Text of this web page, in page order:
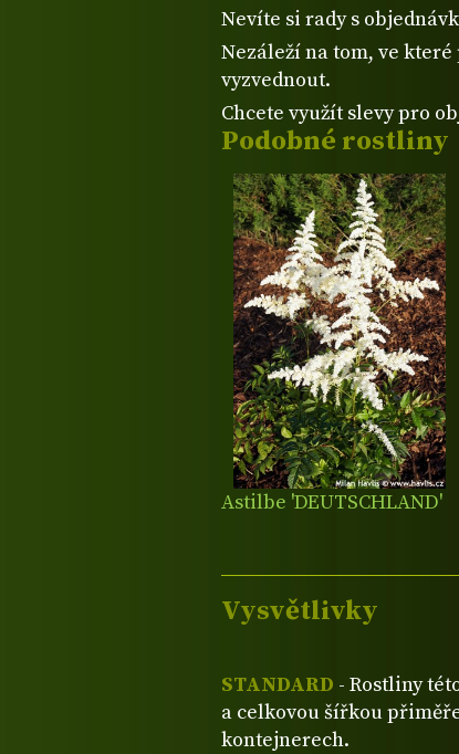
Podobné rostliny
Astilbe 'DEUTSCHLAND'
Nevíte si rady s
Nezáleží na tom, ve
vyzvednout.
Chcete využít slevy pro
Vysvětlivky
STANDARD - Rostliny
a celkovou šířkou
kontejnerech.